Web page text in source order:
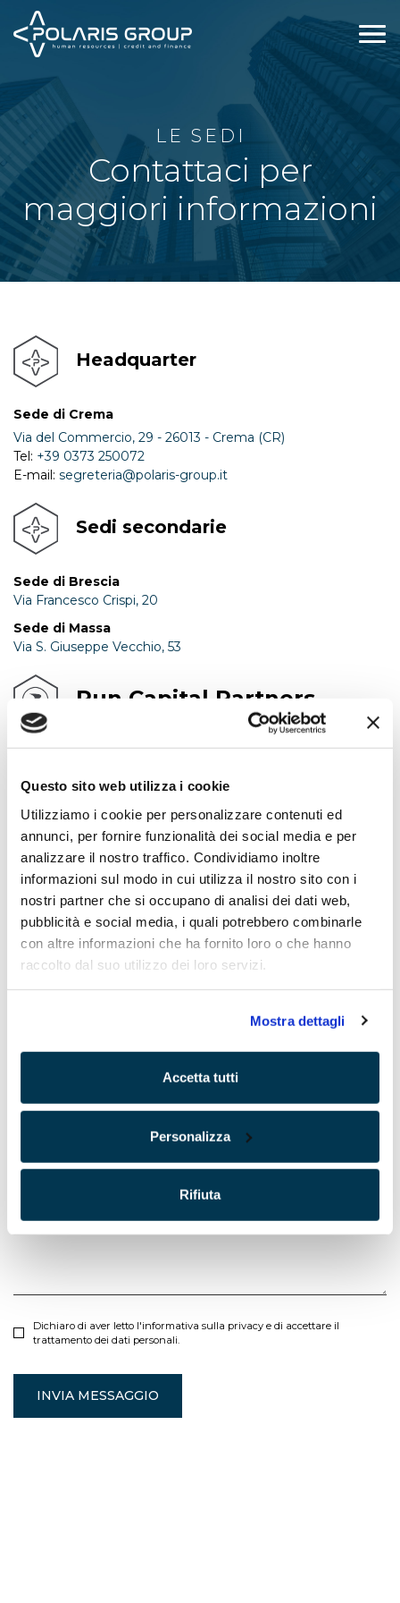
Questo sito web utilizza i cookie
Utilizziamo i cookie per personalizzare contenuti ed
annunci, per fornire funzionalità dei social media e per
analizzare il nostro traffico. Condividiamo inoltre
informazioni sul modo in cui utilizza il nostro sito con i
nostri partner che si occupano di analisi dei dati web,
pubblicità e social media, i quali potrebbero combinarle
con altre informazioni che ha fornito loro o che hanno
raccolto dal suo utilizzo dei loro servizi.
Mostra dettagli
Accetta tutti
Personalizza
Rifiuta
LE SEDI
Contattaci per
maggiori informazioni
Headquarter
Sede di Crema
Via del Commercio, 29 - 26013 - Crema (CR)
Tel: +39 0373 250072
E-mail: segreteria@polaris-group.it
Sedi secondarie
Sede di Brescia
Via Francesco Crispi, 20
Sede di Massa
Via S. Giuseppe Vecchio, 53
Run Capital Partners
London- Suite 18.9 Exhibition House Addison Bridge
Luxembourg- 12C Rue Guillaume J. Kroll, 1882
Milano- Corso Italia 3, 20122
Conegliano
- Viale Italia 203, 31015
Tel:+356 79515338
Email:info@runcapital.partners
Dichiaro di aver letto l'informativa sulla privacy e di accettare il
trattamento dei dati personali.